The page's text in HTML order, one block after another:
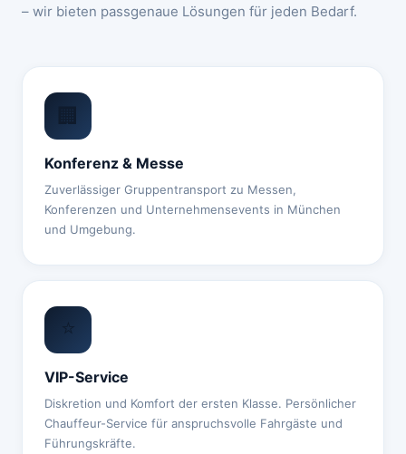
– wir bieten passgenaue Lösungen für jeden Bedarf.
🏢
Konferenz & Messe
Zuverlässiger Gruppentransport zu Messen,
Konferenzen und Unternehmensevents in München
und Umgebung.
⭐
VIP-Service
Diskretion und Komfort der ersten Klasse. Persönlicher
Chauffeur-Service für anspruchsvolle Fahrgäste und
Führungskräfte.